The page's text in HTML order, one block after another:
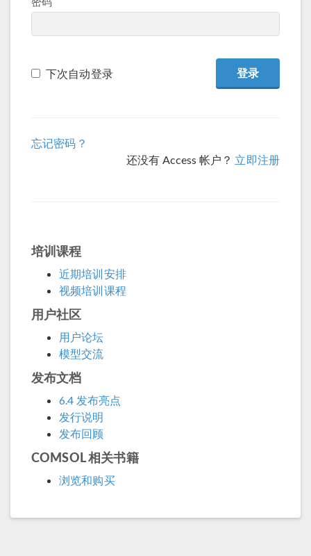
下次自动登录
忘记密码？
还没有 Access 帐户？ 立即注册
培训课程
近期培训安排
视频培训课程
用户社区
用户论坛
模型交流
发布文档
6.4 发布亮点
发行说明
发布回顾
COMSOL 相关书籍
浏览和购买